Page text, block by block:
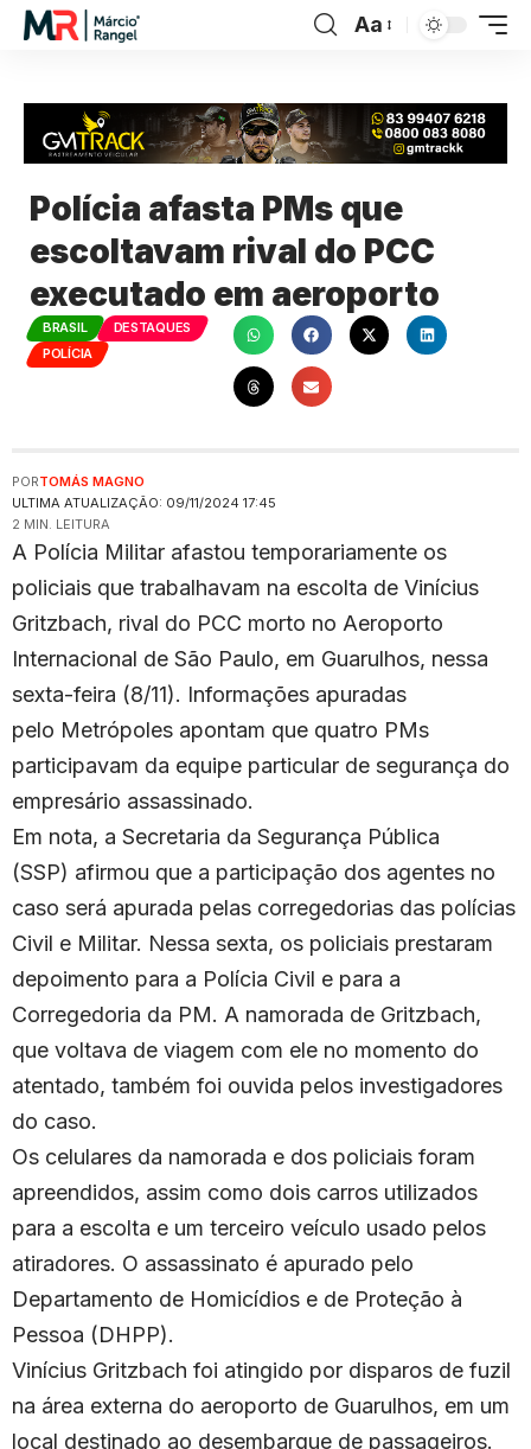
Aa
Polícia afasta PMs que
escoltavam rival do PCC
executado em aeroporto
BRASIL
DESTAQUES
POLÍCIA
ULTIMA ATUALIZAÇÃO: 09/11/2024 17:45
PORTOMÁS MAGNO
2 MIN. LEITURA
A Polícia Militar afastou temporariamente os
policiais que trabalhavam na escolta de Vinícius
Gritzbach, rival do PCC morto no Aeroporto
Internacional de São Paulo, em Guarulhos, nessa
sexta-feira (8/11). Informações apuradas
pelo Metrópoles apontam que quatro PMs
participavam da equipe particular de segurança do
empresário assassinado.
Em nota, a Secretaria da Segurança Pública
(SSP) afirmou que a participação dos agentes no
caso será apurada pelas corregedorias das polícias
Civil e Militar. Nessa sexta, os policiais prestaram
depoimento para a Polícia Civil e para a
Corregedoria da PM. A namorada de Gritzbach,
que voltava de viagem com ele no momento do
atentado, também foi ouvida pelos investigadores
do caso.
Os celulares da namorada e dos policiais foram
apreendidos, assim como dois carros utilizados
para a escolta e um terceiro veículo usado pelos
atiradores. O assassinato é apurado pelo
Departamento de Homicídios e de Proteção à
Pessoa (DHPP).
Vinícius Gritzbach foi atingido por disparos de fuzil
na área externa do aeroporto de Guarulhos, em um
local destinado ao desembarque de passageiros.